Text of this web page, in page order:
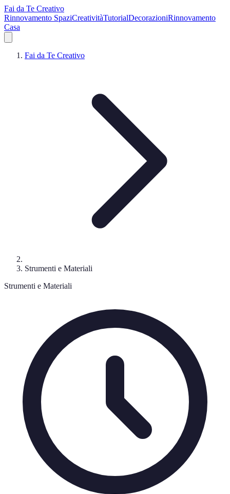
Fai da Te Creativo
Rinnovamento SpaziCreativitàTutorialDecorazioniRinnovamento
Casa
Fai da Te Creativo
Strumenti e Materiali
Strumenti e Materiali